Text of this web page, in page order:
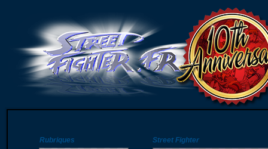
Rubriques Street Fighter